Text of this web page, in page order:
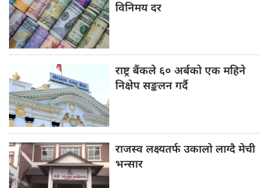
विनिमय दर
राष्ट्र बैंकले ६० अर्बको एक महिने
निक्षेप सङ्कलन गर्दै
राजस्व लक्ष्यतर्फउकालो लाग्दै मेची
भन्सार